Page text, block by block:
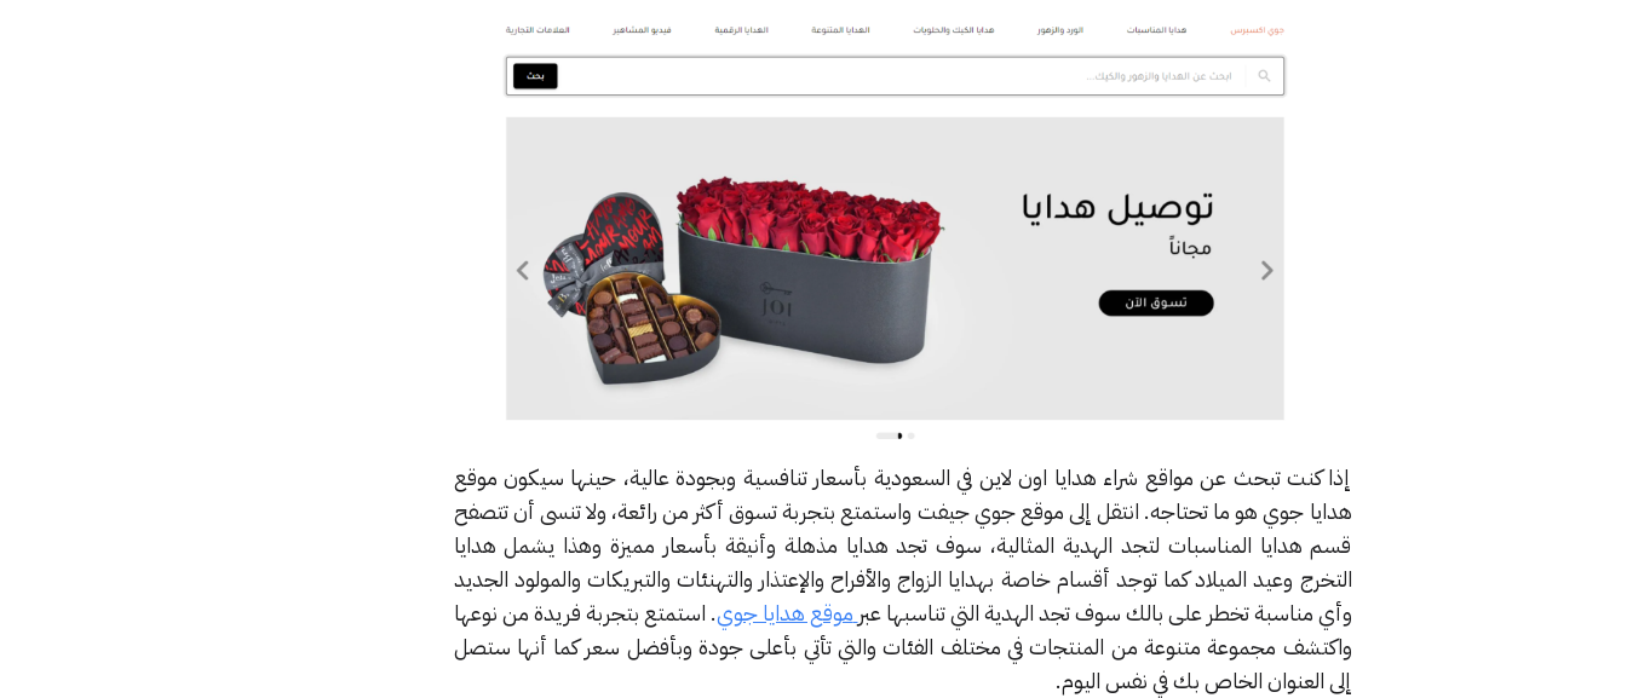
إذا كنت تبحث عن مواقع شراء هدايا اون لاين في السعودية بأسعار تنافسية وبجودة عالية، حينها سيكون موقع
هدايا جوي هو ما تحتاجه. انتقل إلى موقع جوي جيفت واستمتع بتجربة تسوق أكثر من رائعة، ولا تنسى أن تتصفح
قسم هدايا المناسبات لتجد الهدية المثالية، سوف تجد هدايا مذهلة وأنيقة بأسعار مميزة وهذا يشمل هدايا
التخرج وعيد الميلاد كما توجد أقسام خاصة بهدايا الزواج والأفراح والإعتذار والتهنئات والتبريكات والمولود الجديد
وأي مناسبة تخطر على بالك سوف تجد الهدية التي تناسبها عبر موقع هدايا جوي. استمتع بتجربة فريدة من نوعها
واكتشف مجموعة متنوعة من المنتجات في مختلف الفئات والتي تأتي بأعلى جودة وبأفضل سعر كما أنها ستصل
إلى العنوان الخاص بك في نفس اليوم.